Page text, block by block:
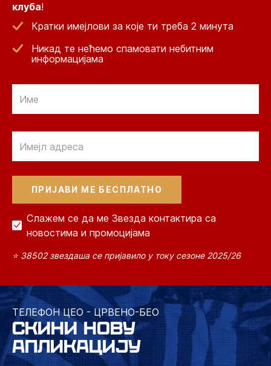
клуба!
Кратки имејлови за које ти треба 2 минута
Никад те нећемо спамовати небитним
информацијама
Слажем се да ме Звезда контактира са
новостима и промоцијама
⭐ 38502 звездаша се пријавило у току сезоне 2025/26
ТЕЛЕФОН ЦЕО - ЦРВЕНО-БЕО
СКИНИ НОВУ
АПЛИКАЦИЈУ